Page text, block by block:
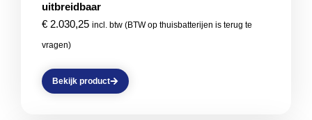
uitbreidbaar
€ 2.030,25 incl. btw (BTW op thuisbatterijen is terug te
vragen)
Bekijk product